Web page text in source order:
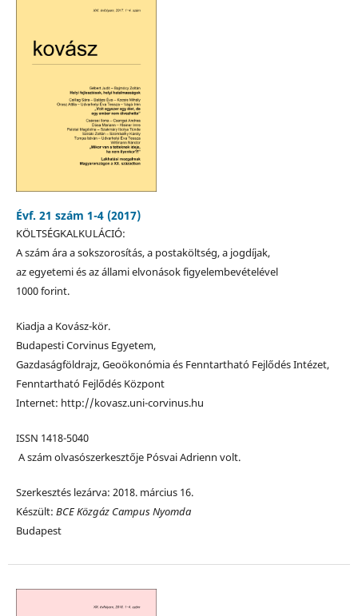
Évf. 21 szám 1-4 (2017)
KÖLTSÉGKALKULÁCIÓ:
A szám ára a sokszorosítás, a postaköltség, a jogdíjak,
az egyetemi és az állami elvonások figyelembevételével
1000 forint.
Kiadja a Kovász-kör.
Budapesti Corvinus Egyetem,
Gazdaságföldrajz, Geoökonómia és Fenntartható Fejlődés Intézet,
Fenntartható Fejlődés Központ
Internet: http://kovasz.uni-corvinus.hu
ISSN 1418-5040
A szám olvasószerkesztője Pósvai Adrienn volt.
Szerkesztés lezárva: 2018. március 16.
Készült: BCE Közgáz Campus Nyomda
Budapest